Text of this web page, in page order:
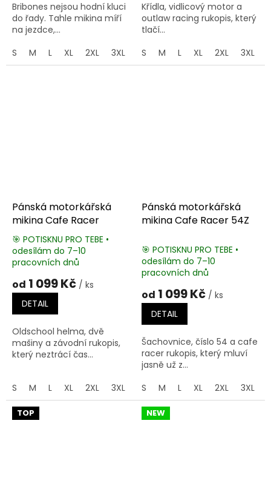
Bribones nejsou hodní kluci
do řady. Tahle mikina míří
na jezdce,...
S
M L XL 2XL 3XL 4XL 5XL
Křídla, vidlicový motor a
outlaw racing rukopis, který
tlačí...
S
M L XL 2XL 3XL
Pánská motorkářská
mikina Cafe Racer
Průměrné
hodnocení
je
5,0
hvězdiček.
🎯 POTISKNU PRO TEBE •
odesílám do 7–10
pracovních dnů
od 1 099 Kč / ks
DETAIL
Oldschool helma, dvě
mašiny a závodní rukopis,
který neztrácí čas...
S M L XL 2XL 3XL 4XL 5XL
Pánská motorkářská
mikina Cafe Racer 54Z
🎯 POTISKNU PRO TEBE •
odesílám do 7–10
pracovních dnů
od 1 099 Kč / ks
DETAIL
Šachovnice, číslo 54 a cafe
racer rukopis, který mluví
jasně už z...
S
M L XL 2XL 3XL
TOP NEW